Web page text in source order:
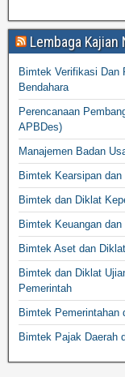
Lembaga Kajian
Bimtek Verifikasi Dan
Bendahara
Perencanaan
APBDes)
Manajemen Badan
Bimtek Kearsipan
Bimtek dan Diklat
Bimtek Keuangan
Bimtek Aset dan
Bimtek dan Diklat
Pemerintah
Bimtek Pemerintahan
Bimtek Pajak Daerah